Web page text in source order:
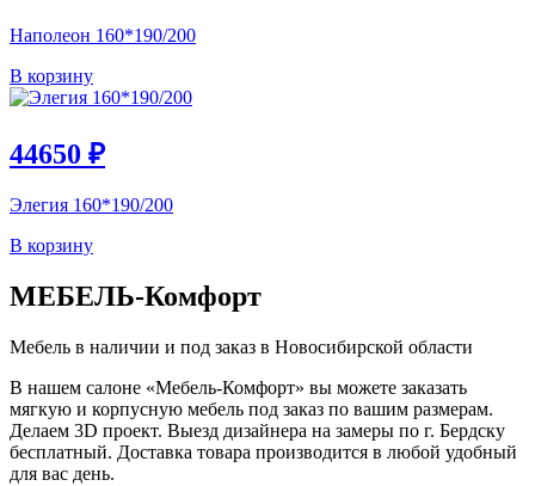
Наполеон 160*190/200
В корзину
44650 ₽
Элегия 160*190/200
В корзину
МЕБЕЛЬ-Комфорт
Мебель в наличии и под заказ в Новосибирской области
В нашем салоне «Мебель-Комфорт» вы можете заказать
мягкую и корпусную мебель под заказ по вашим размерам.
Делаем 3D проект. Выезд дизайнера на замеры по г. Бердску
бесплатный. Доставка товара производится в любой удобный
для вас день.